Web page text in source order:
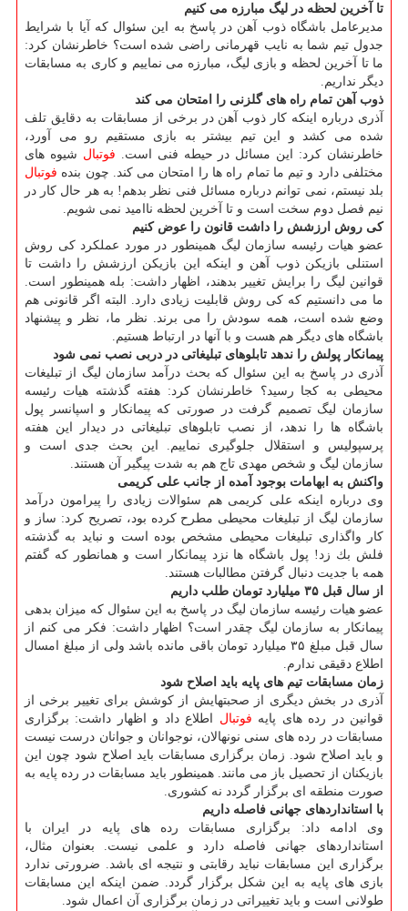
تا آخرین لحظه در لیگ مبارزه می كنیم
مدیرعامل باشگاه ذوب آهن در پاسخ به این سئوال كه آیا با شرایط
جدول تیم شما به نایب قهرمانی راضی شده است؟ خاطرنشان كرد:
ما تا آخرین لحظه و بازی لیگ، مبارزه می نماییم و كاری به مسابقات
دیگر نداریم.
ذوب آهن تمام راه های گلزنی را امتحان می كند
آذری درباره اینكه كار ذوب آهن در برخی از مسابقات به دقایق تلف
شده می كشد و این تیم بیشتر به بازی مستقیم رو می آورد،
خاطرنشان كرد: این مسائل در حیطه فنی است. فوتبال شیوه های
مختلفی دارد و تیم ما تمام راه ها را امتحان می كند. چون بنده فوتبال
بلد نیستم، نمی توانم درباره مسائل فنی نظر بدهم! به هر حال كار در
نیم فصل دوم سخت است و تا آخرین لحظه ناامید نمی شویم.
كی روش ارزشش را داشت قانون را عوض كنیم
عضو هیات رئیسه سازمان لیگ همینطور در مورد عملكرد كی روش
استنلی بازیكن ذوب آهن و اینكه این بازیكن ارزشش را داشت تا
قوانین لیگ را برایش تغییر بدهند، اظهار داشت: بله همینطور است.
ما می دانستیم كه كی روش قابلیت زیادی دارد. البته اگر قانونی هم
وضع شده است، همه سودش را می برند. نظر ما، نظر و پیشنهاد
باشگاه های دیگر هم هست و با آنها در ارتباط هستیم.
پیمانكار پولش را ندهد تابلوهای تبلیغاتی در دربی نصب نمی شود
آذری در پاسخ به این سئوال كه بحث درآمد سازمان لیگ از تبلیغات
محیطی به كجا رسید؟ خاطرنشان كرد: هفته گذشته هیات رئیسه
سازمان لیگ تصمیم گرفت در صورتی كه پیمانكار و اسپانسر پول
باشگاه ها را ندهد، از نصب تابلوهای تبلیغاتی در دیدار این هفته
پرسپولیس و استقلال جلوگیری نماییم. این بحث جدی است و
سازمان لیگ و شخص مهدی تاج هم به شدت پیگیر آن هستند.
واكنش به ابهامات بوجود آمده از جانب علی كریمی
وی درباره اینكه علی كریمی هم سئوالات زیادی را پیرامون درآمد
سازمان لیگ از تبلیغات محیطی مطرح كرده بود، تصریح كرد: ساز و
كار واگذاری تبلیغات محیطی مشخص بوده است و نباید به گذشته
فلش بك زد! پول باشگاه ها نزد پیمانكار است و همانطور كه گفتم
همه با جدیت دنبال گرفتن مطالبات هستند.
از سال قبل ۳۵ میلیارد تومان طلب داریم
عضو هیات رئیسه سازمان لیگ در پاسخ به این سئوال كه میزان بدهی
پیمانكار به سازمان لیگ چقدر است؟ اظهار داشت: فكر می كنم از
سال قبل مبلغ ۳۵ میلیارد تومان باقی مانده باشد ولی از مبلغ امسال
اطلاع دقیقی ندارم.
زمان مسابقات تیم های پایه باید اصلاح شود
آذری در بخش دیگری از صحبتهایش از كوشش برای تغییر برخی از
قوانین در رده های پایه فوتبال اطلاع داد و اظهار داشت: برگزاری
مسابقات در رده های سنی نونهالان، نوجوانان و جوانان درست نیست
و باید اصلاح شود. زمان برگزاری مسابقات باید اصلاح شود چون این
بازیكنان از تحصیل باز می مانند. همینطور باید مسابقات در رده پایه به
صورت منطقه ای برگزار گردد نه كشوری.
با استانداردهای جهانی فاصله داریم
وی ادامه داد: برگزاری مسابقات رده های پایه در ایران با
استانداردهای جهانی فاصله دارد و علمی نیست. بعنوان مثال،
برگزاری این مسابقات نباید رقابتی و نتیجه ای باشد. ضرورتی ندارد
بازی های پایه به این شكل برگزار گردد. ضمن اینكه این مسابقات
طولانی است و باید تغییراتی در زمان برگزاری آن اعمال شود.